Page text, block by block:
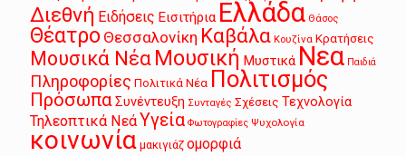
Διεθνή Ειδήσεις Εισιτήρια Ελλάδα Θάσος
Θέατρο Θεσσαλονίκη Καβάλα Κουζίνα Κρατήσεις
Μουσικά Νέα Μουσική Μυστικά Νεα Παιδιά
Πληροφορίες Πολιτικά Νέα Πολιτισμός
ΠρόσωπαΣυνέντευξη Συνταγές Σχέσεις Τεχνολογία
Τηλεοπτικά ΝεάΥγεία Φωτογραφίες Ψυχολογία
κοινωνία μακιγιάζ ομορφιά